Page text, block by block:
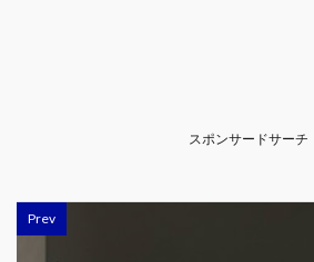
スポンサードサーチ
Prev